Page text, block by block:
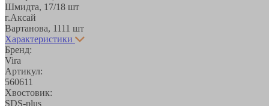
Шмидта, 17/18 шт
г.Аксай
Вартанова, 1111 шт
Характеристики
Бренд:
Vira
Артикул:
560611
Хвостовик:
SDS-plus